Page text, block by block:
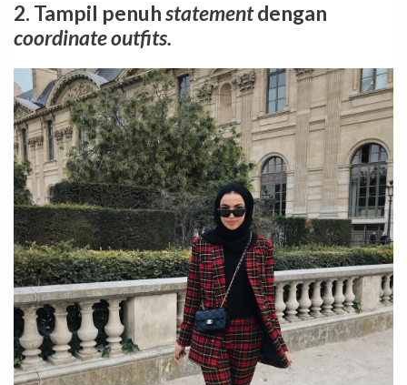
2. Tampil penuhstatementdengan
coordinate outfits.